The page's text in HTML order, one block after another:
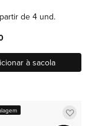
de 4 und.
à sacola